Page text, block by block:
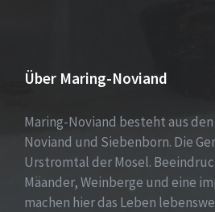
Über Maring-Noviand
Maring-Noviand besteht aus
Noviand und Siebenborn. Die
Urstromtal der Mosel.
Mäander, Weinberge und eine
machen hier das Leben